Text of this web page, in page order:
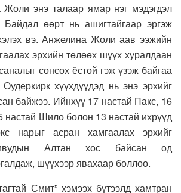
энэ талаар ямар нэг мэдэгдэл
Байдал өөрт нь ашигтайгаар эргэж
вэ. Анжелина Жоли аав ээжийн
эрхийн төлөөх шүүх хуралдаан
сонсох ёстой гэж үзэж байгаа
хүүхдүүдэд нь энэ эрхийг
байжээ. Ийнхүү 17 настай Пакс, 16
настай Шило болон 13 настай ихрүүд
нарыг асран хамгаалах эрхийг
Алтан хос байсан од
шүүхээр явахаар боллоо.
Смит” хэмээх бүтээлд хамтран